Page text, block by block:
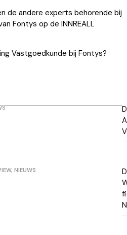
de andere experts behorende bij
Fontys op de INNREALL
Vastgoedkunde bij Fontys?
, NIEUWS